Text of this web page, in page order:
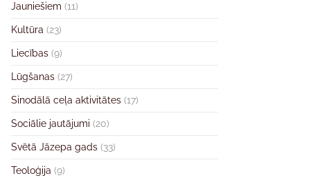
Jauniešiem (11)
Kultūra (23)
Liecības (9)
Lūgšanas (27)
Sinodālā ceļa aktivitātes (17)
Sociālie jautājumi (20)
Svētā Jāzepa gads (33)
Teoloģija (9)